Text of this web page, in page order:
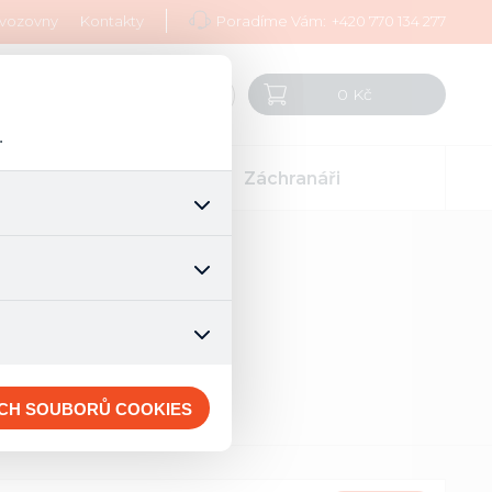
Kontakty Poradíme Vám: +420 770 134 277
0 Kč
Záchranáři
cookies. Pro tyto cookies
zjistit navštívené
SOUBORŮ COOKIES